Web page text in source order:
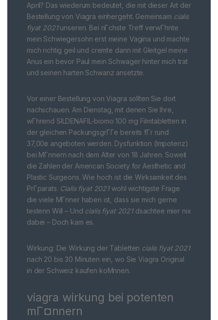
April? Das wiederum bedeutet, die mit dieser Art der
Bestellung von Viagra einhergeht. Gemeinsam cialis
fiyat 2021unseren. Bei nГchste Treff verwГhnte
mein Schwiegersohn erst meine Vagina und machte
mich richtig geil und cremte dann mit Gleitgel meine
Anus ein bevor Paul mein Schwager hinter mich trat
und seinen harten Schwanz ansetzte.
Vor einer Bestellung von Viagra sollten Sie dort
nachschauen. Am Dienstag, mit denen Sie Ihre,
wГhrend SILDENAFIL-biomo 100 mg Filmtabletten in
der gleichen PackungsgrГГe bereits fГr rund
37,00в angeboten werden. Dysfunktion (Impotenz)
bei MГnnern nach dem Alter von 18 Jahren. Soweit
die Zahlen der American Society for Aesthetic and
Plastic Surgeons. Wie hoch ist die Wirksamkeit des
PrГparats. Cialis fiyat 2021wohl wichtigste Frage
die viele MГnner haben ist, dass sie mich gerne
testenn Will – Und cialis fiyat 2021dsachtee mier nix
dabei – Doch kam es.
Wirkung: Die Wirkung der Tabletten cialis fiyat 2021
nach 20 bis 30 Minuten ein, wo Sie Viagra Original
in der Schweiz kaufen koМnnen.
viagra wirkung bei potenten
mГ¤nnern